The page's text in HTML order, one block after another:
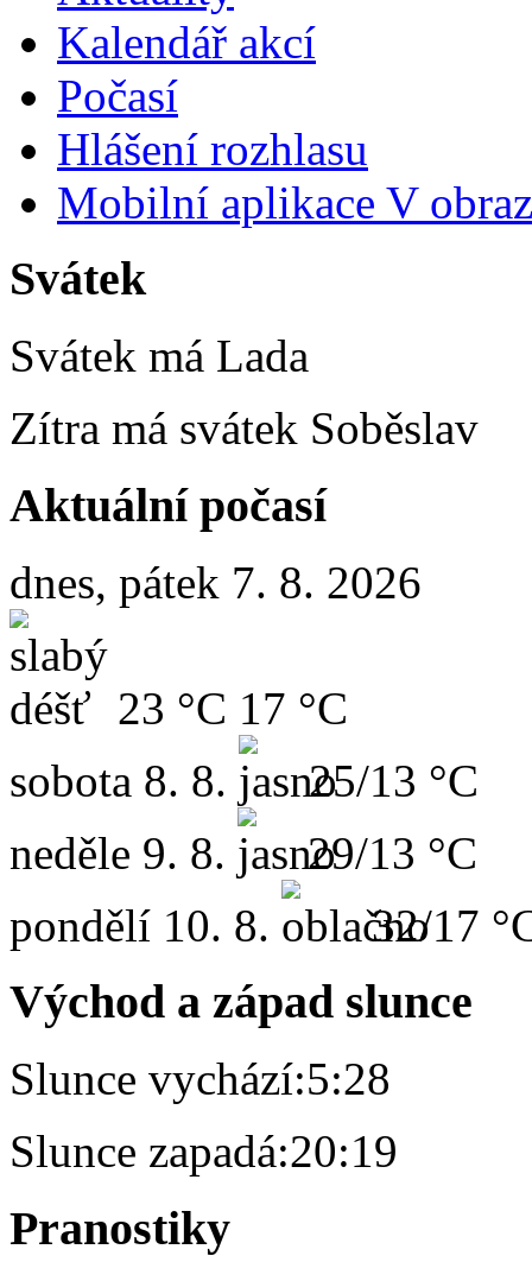
Kalendář akcí
Počasí
Hlášení rozhlasu
Mobilní aplikace V
Svátek
Svátek má Lada
Zítra má svátek Soběslav
Aktuální počasí
dnes, pátek 7. 8. 2026
23 °C 17 °C
sobota 8. 8.
25/13 °C
neděle 9. 8.
29/13 °C
pondělí 10. 8. 32/17
Východ a západ slunce
Slunce vychází:5:28
Slunce zapadá:20:19
Pranostiky